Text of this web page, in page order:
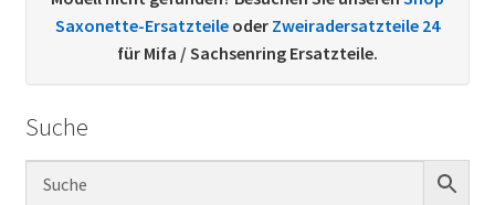
Datenschutzerklärung
Kontakt
Sachs Ersatzteile
Saxonette-Ersatzteile oder Zweiradersatzteile 24
für Mifa / Sachsenring Ersatzteile.
Suche